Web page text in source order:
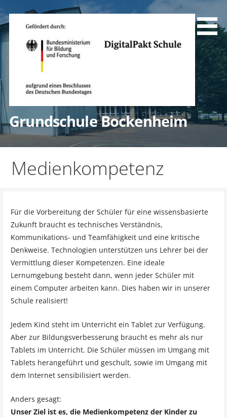
Inhalt
springen
Grundschule Bockenheim
Medienkompetenz
Für die Vorbereitung der Schüler für eine wissensbasierte
Zukunft braucht es technisches Verständnis,
Kommunikations- und Teamfähigkeit und eine kritische
Denkweise. Technologien unterstützen uns Lehrer bei der
Vermittlung dieser Kompetenzen. Eine ideale
Lernumgebung besteht dann, wenn jeder Schüler mit
einem Computer arbeiten kann. Dies haben wir in unserer
Schule realisiert!
Jedem Kind steht im Unterricht ein Tablet zur Verfügung.
Aber zur Bildungsverbesserung braucht es mehr als nur
Tablets im Unterricht. Die Schüler müssen im Umgang mit
Tablets herangeführt und geschult, sowie im Umgang mit
dem Internet sensibilisiert werden.
Anders gesagt:
Unser Ziel ist es, die Medienkompetenz der Kinder zu